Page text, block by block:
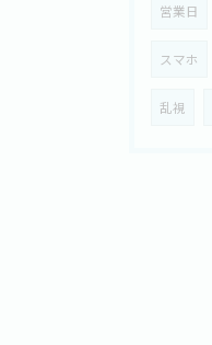
営業日
スマホ
乱視